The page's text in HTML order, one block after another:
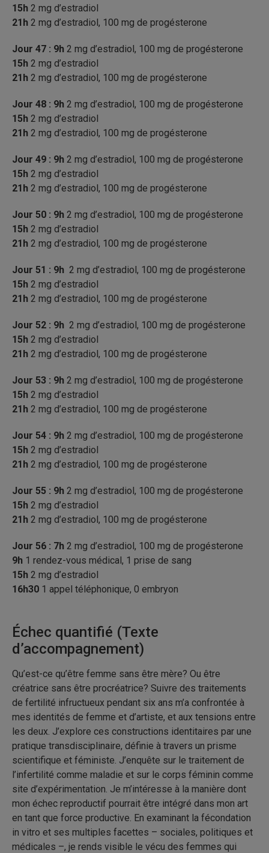
15h 2 mg d’estradiol
21h 2 mg d’estradiol, 100 mg de progésterone
Jour 47 : 9h 2 mg d’estradiol, 100 mg de progésterone
15h 2 mg d’estradiol
21h 2 mg d’estradiol, 100 mg de progésterone
Jour 48 : 9h 2 mg d’estradiol, 100 mg de progésterone
15h 2 mg d’estradiol
21h 2 mg d’estradiol, 100 mg de progésterone
Jour 49 : 9h 2 mg d’estradiol, 100 mg de progésterone
15h 2 mg d’estradiol
21h 2 mg d’estradiol, 100 mg de progésterone
Jour 50 : 9h 2 mg d’estradiol, 100 mg de progésterone
15h 2 mg d’estradiol
21h 2 mg d’estradiol, 100 mg de progésterone
Jour 51 : 9h 2 mg d’estradiol, 100 mg de progésterone
15h 2 mg d’estradiol
21h 2 mg d’estradiol, 100 mg de progésterone
Jour 52 : 9h 2 mg d’estradiol, 100 mg de progésterone
15h 2 mg d’estradiol
21h 2 mg d’estradiol, 100 mg de progésterone
Jour 53 : 9h 2 mg d’estradiol, 100 mg de progésterone
15h 2 mg d’estradiol
21h 2 mg d’estradiol, 100 mg de progésterone
Jour 54 : 9h 2 mg d’estradiol, 100 mg de progésterone
15h 2 mg d’estradiol
21h 2 mg d’estradiol, 100 mg de progésterone
Jour 55 : 9h 2 mg d’estradiol, 100 mg de progésterone
15h 2 mg d’estradiol
21h 2 mg d’estradiol, 100 mg de progésterone
Jour 56 : 7h 2 mg d’estradiol, 100 mg de progésterone
9h 1 rendez-vous médical, 1 prise de sang
15h 2 mg d’estradiol
16h30 1 appel téléphonique, 0 embryon
Échec quantifié (Texte
d’accompagnement)
Qu’est-ce qu’être femme sans être mère? Ou être
créatrice sans être procréatrice? Suivre des traitements
de fertilité infructueux pendant six ans m’a confrontée à
mes identités de femme et d’artiste, et aux tensions entre
les deux. J’explore ces constructions identitaires par une
pratique transdisciplinaire, définie à travers un prisme
scientifique et féministe. J’enquête sur le traitement de
l’infertilité comme maladie et sur le corps féminin comme
site d’expérimentation. Je m’intéresse à la manière dont
mon échec reproductif pourrait être intégré dans mon art
en tant que force productive. En examinant la fécondation
in vitro et ses multiples facettes – sociales, politiques et
médicales –, je rends visible le vécu des femmes qui